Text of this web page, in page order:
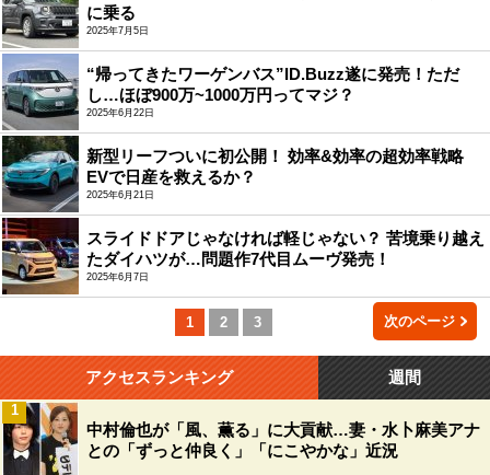
に乗る
2025年7月5日
“帰ってきたワーゲンバス”ID.Buzz遂に発売！ただ
し…ほぼ900万~1000万円ってマジ？
2025年6月22日
新型リーフついに初公開！ 効率&効率の超効率戦略
EVで日産を救えるか？
2025年6月21日
スライドドアじゃなければ軽じゃない？ 苦境乗り越え
たダイハツが…問題作7代目ムーヴ発売！
2025年6月7日
1 2 3 次のページ
アクセスランキング 週間
中村倫也が「風、薫る」に大貢献…妻・水卜麻美アナ
との「ずっと仲良く」「にこやかな」近況
1